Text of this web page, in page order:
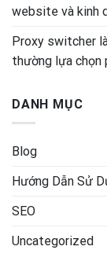
website và kinh
Proxy switcher
thường lựa chọn
DANH MỤC
Blog
Hướng Dẫn Sử
SEO
Uncategorized